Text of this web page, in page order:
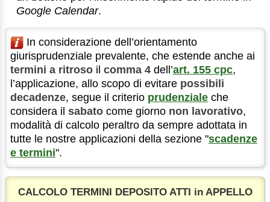
Google Calendar.
In considerazione dell’orientamento
giurisprudenziale prevalente, che estende anche ai
termini a ritroso il comma 4 dell’art. 155 cpc,
l’applicazione, allo scopo di evitare possibili
decadenze, segue il criterio prudenziale che
considera il sabato come giorno non lavorativo,
modalità di calcolo peraltro da sempre adottata in
tutte le nostre applicazioni della sezione "scadenze
e termini".
CALCOLO TERMINI DEPOSITO ATTI in APPELLO